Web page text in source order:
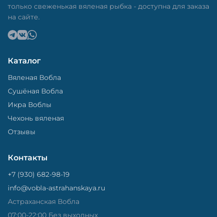
только свеженькая вяленая рыбка - доступна для заказа
на сайте.
Каталог
Вяленая Вобла
Сушёная Вобла
Икра Воблы
Чехонь вяленая
Отзывы
Контакты
+7 (930) 682-98-19
info@vobla-astrahanskaya.ru
Астраханская Вобла
07:00-22:00 Без выходных